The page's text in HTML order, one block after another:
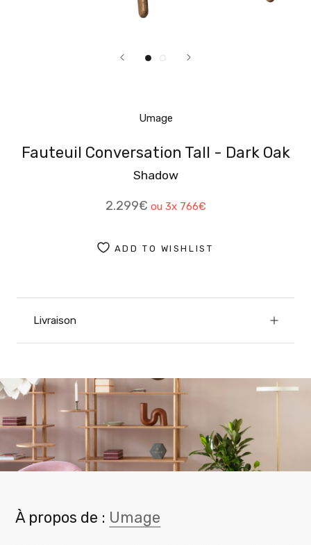
Umage
Fauteuil Conversation Tall - Dark Oak
Shadow
2.299€ ou 3x 766€
ADD TO WISHLIST
Livraison
À propos de : Umage